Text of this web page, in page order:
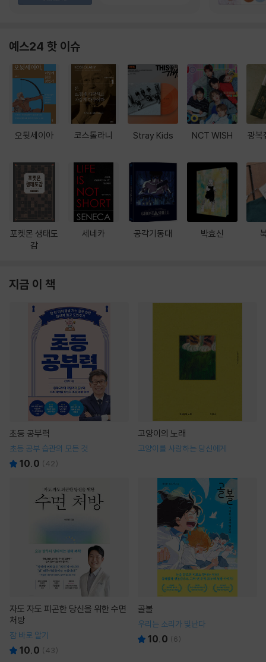
예스24 핫 이슈
오뒷세이아
포켓몬 생태도
감
코스톨라니
세네카
Stray Kids
공각기동대
NCT WISH
박효신
광복
지금 이 책
초등 공부력
초등 공부 습관의 모든 것
10.0 (42)
고양이의 노래
고양이를 사랑하는 당신에게
자도 자도 피곤한 당신을 위한 수면
처방
잠 바로 알기
10.0 (43)
골볼
우리는 소리가 빛난다
10.0 (6)